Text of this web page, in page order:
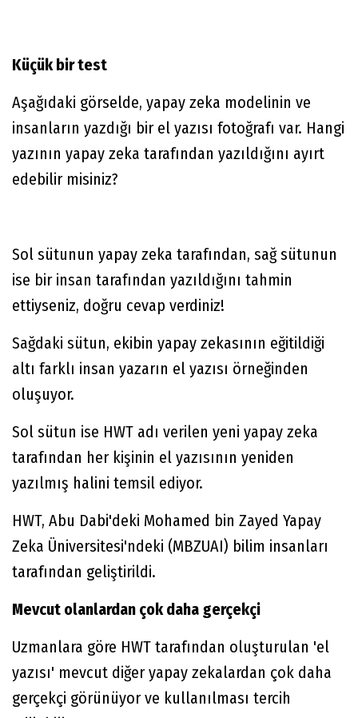
Küçük bir test
Aşağıdaki görselde, yapay zeka modelinin ve
insanların yazdığı bir el yazısı fotoğrafı var. Hangi
yazının yapay zeka tarafından yazıldığını ayırt
edebilir misiniz?
Sol sütunun yapay zeka tarafından, sağ sütunun
ise bir insan tarafından yazıldığını tahmin
ettiyseniz, doğru cevap verdiniz!
Sağdaki sütun, ekibin yapay zekasının eğitildiği
altı farklı insan yazarın el yazısı örneğinden
oluşuyor.
Sol sütun ise HWT adı verilen yeni yapay zeka
tarafından her kişinin el yazısının yeniden
yazılmış halini temsil ediyor.
HWT, Abu Dabi'deki Mohamed bin Zayed Yapay
Zeka Üniversitesi'ndeki (MBZUAI) bilim insanları
tarafından geliştirildi.
Mevcut olanlardan çok daha gerçekçi
Uzmanlara göre HWT tarafından oluşturulan 'el
yazısı' mevcut diğer yapay zekalardan çok daha
gerçekçi görünüyor ve kullanılması tercih